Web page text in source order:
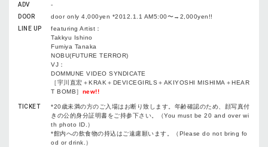
ADV
-
DOOR
door only 4,000yen *2012.1.1 AM5:00〜→2,000yen!!
LINE UP
featuring Artist：
Takkyu Ishino
Fumiya Tanaka
NOBU(FUTURE TERROR)
VJ：
DOMMUNE VIDEO SYNDICATE
［宇川直宏＋KRAK＋DEVICEGIRLS＋AKIYOSHI MISHIMA＋HEAR
T BOMB］ new!!
TICKET
*20歳未満の方のご入場はお断り致します。年齢確認のため、顔写真付
きの公的身分証明書をご持参下さい。（You must be 20 and over wi
th photo ID.）
*館内への飲食物の持込はご遠慮願います。（Please do not bring fo
od or drink.）